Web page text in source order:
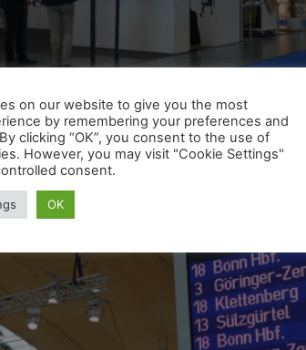
la conférence, 270 exposants de 35
Corona, le salon et la conférence
für einen
on our website to give you the most
by remembering your preferences and
clicking “OK”, you consent to the use of
However, you may visit "Cookie Settings"
consent.
OK